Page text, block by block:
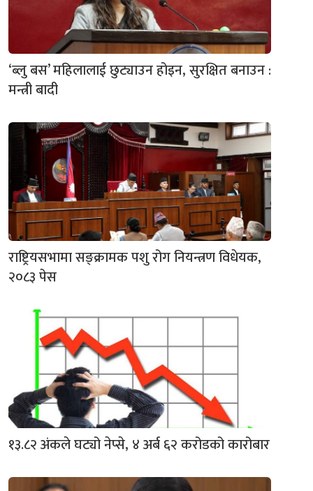
‘ब्लु बस’ महिलालाई छुट्याउन होइन, सुरक्षित बनाउन :
मन्त्री बादी
राष्ट्रियसभामा सङ्क्रामक पशु रोग नियन्त्रण विधेयक,
२०८३ पेस
१३.८२ अंकले घट्यो नेप्से, ४ अर्ब ६२ करोडको कारोबार